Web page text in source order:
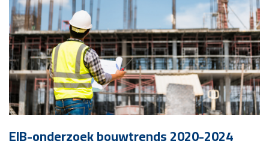
EIB-onderzoek bouwtrends 2020-2024